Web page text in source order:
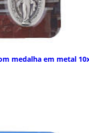
medalha em metal